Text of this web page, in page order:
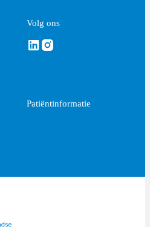
Volg ons
Volg ons via Linkedin
Volg ons via Instagram
Patiëntinformatie